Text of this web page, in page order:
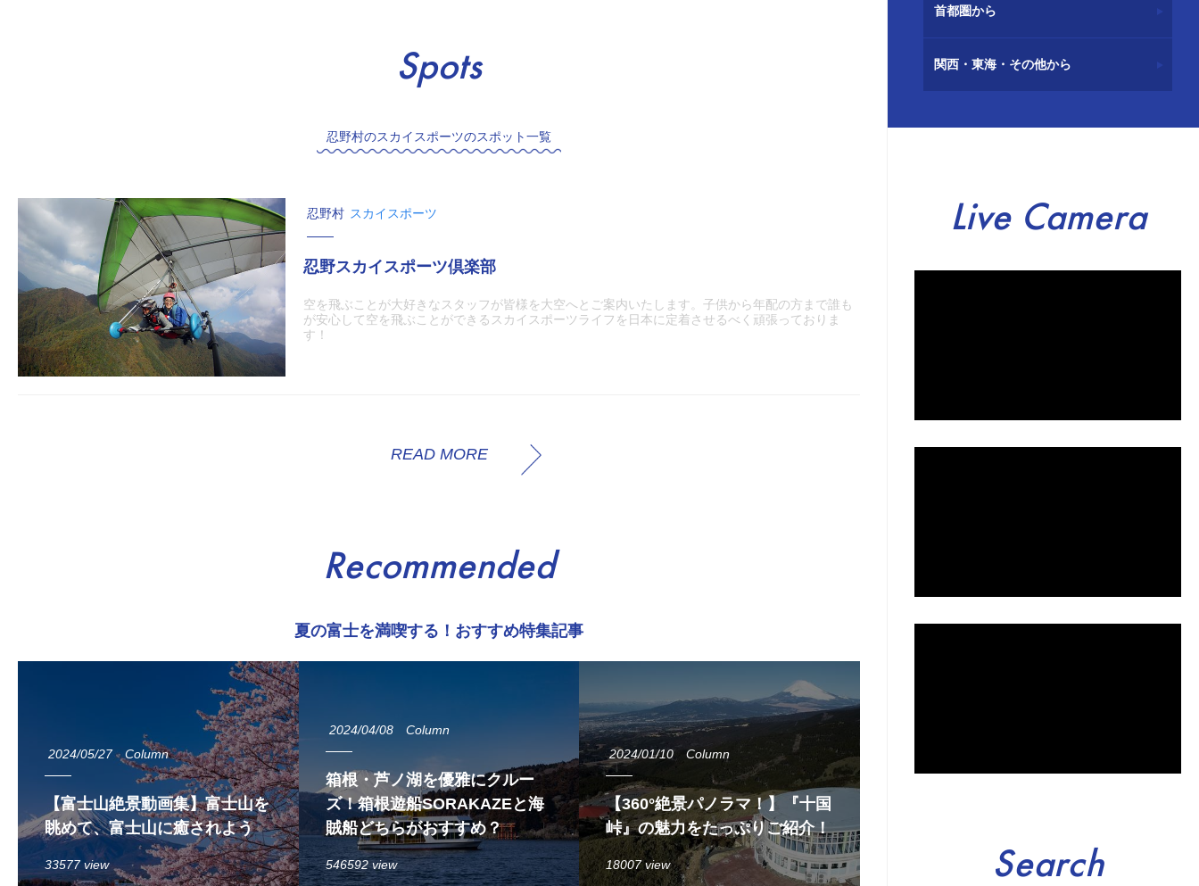
Spots
忍野村のスカイスポーツのスポット一覧
忍野村 スカイスポーツ
忍野スカイスポーツ倶楽部
空を飛ぶことが大好きなスタッフが皆様を大空へとご案内いたします。子供から年配の方まで誰も
が安心して空を飛ぶことができるスカイスポーツライフを日本に定着させるべく頑張っておりま
す！
READ MORE
Recommended
夏の富士を満喫する！おすすめ特集記事
2024/05/27 Column
【富士山絶景動画集】富士山を
眺めて、富士山に癒されよう
33577 view
2024/04/08 Column
箱根・芦ノ湖を優雅にクルー
ズ！箱根遊船SORAKAZEと海
賊船どちらがおすすめ？
546592 view
2024/01/10 Column
【360°絶景パノラマ！】『十国
峠』の魅力をたっぷりご紹介！
18007 view
首都圏から
関西・東海・その他から
Live Camera
Search